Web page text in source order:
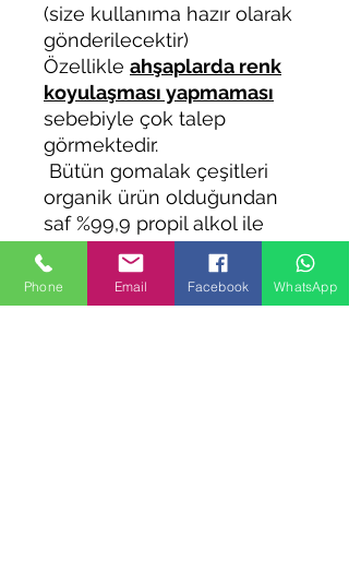
(size kullanıma hazır olarak
gönderilecektir)
Özellikle ahşaplarda renk
koyulaşması yapmaması
sebebiyle çok talep
görmektedir.
Bütün gomalak çeşitleri
organik ürün olduğundan
saf %99,9 propil alkol ile
çözdürülmüştür.
Phone Email Facebook WhatsApp